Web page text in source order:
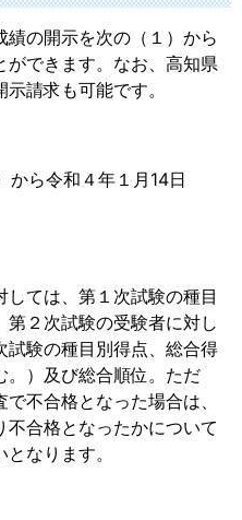
績の開示を次の（１）から
ができます。なお、高知県
請求も可能です。
から令和４年１月14日
ては、第１次試験の種目
第２次試験の受験者に対し
試験の種目別得点、総合得
。）及び総合順位。ただ
不合格となった場合は、
不合格となったかについて
なります。